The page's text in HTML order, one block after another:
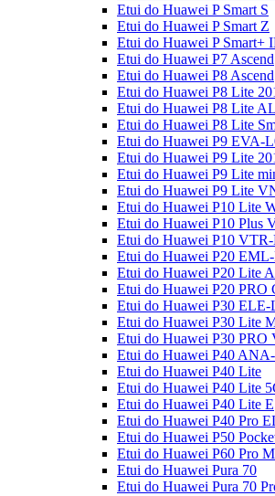
Etui do Huawei P Smart S
Etui do Huawei P Smart Z
Etui do Huawei P Smart+
Etui do Huawei P7 Ascend
Etui do Huawei P8 Ascend
Etui do Huawei P8 Lite
Etui do Huawei P8 Lite
Etui do Huawei P8 Lite
Etui do Huawei P9 EVA-
Etui do Huawei P9 Lite
Etui do Huawei P9 Lite
Etui do Huawei P9 Lite
Etui do Huawei P10 Lite
Etui do Huawei P10 Plus
Etui do Huawei P10
Etui do Huawei P20
Etui do Huawei P20 Lite
Etui do Huawei P20 PRO
Etui do Huawei P30 ELE-
Etui do Huawei P30 Lite
Etui do Huawei P30 PRO
Etui do Huawei P40
Etui do Huawei P40 Lite
Etui do Huawei P40 Lite
Etui do Huawei P40 Lite E
Etui do Huawei P40 Pro
Etui do Huawei P50
Etui do Huawei P60 Pro
Etui do Huawei Pura 70
Etui do Huawei Pura 70